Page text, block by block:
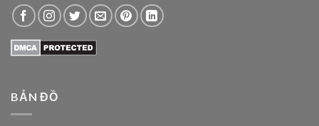
BẢN ĐỒ